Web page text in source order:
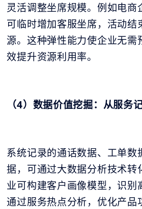
灵活调整坐席规模。例如电
可临时增加客服坐席，活动结
源。这种弹性能力使企业无需
效提升资源利用率。
（4）数据价值挖掘：从服务
系统记录的通话数据、工单数
据，可通过大数据分析技术转
业可构建客户画像模型，识别
通过服务热点分析，优化产品